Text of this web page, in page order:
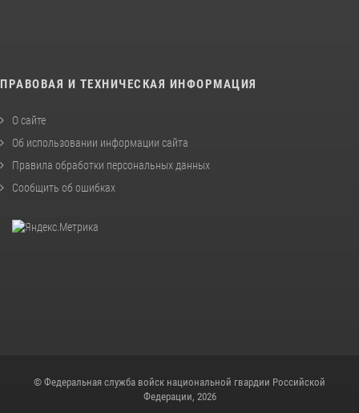
ПРАВОВАЯ И ТЕХНИЧЕСКАЯ ИНФОРМАЦИЯ
О сайте
Об использовании информации сайта
Правила обработки персональных данных
Сообщить об ошибках
© Федеральная служба войск национальной гвардии Российской
Федерации, 2026